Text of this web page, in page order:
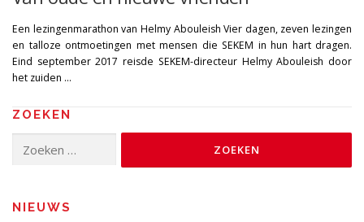
Een lezingenmarathon van Helmy Abouleish Vier dagen, zeven lezingen
en talloze ontmoetingen met mensen die SEKEM in hun hart dragen.
Eind september 2017 reisde SEKEM-directeur Helmy Abouleish door
het zuiden …
ZOEKEN
naar:
NIEUWS